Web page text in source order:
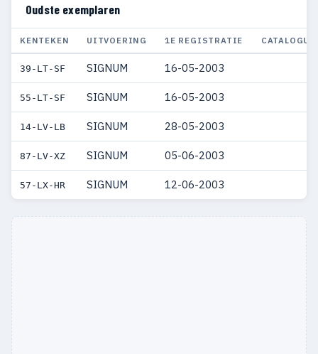
Oudste exemplaren
KENTEKEN UITVOERING 1E REGISTRATIE
39-LT-SF SIGNUM 16-05-2003
55-LT-SF SIGNUM 16-05-2003
14-LV-LB SIGNUM 28-05-2003
87-LV-XZ SIGNUM 05-06-2003
57-LX-HR SIGNUM 12-06-2003